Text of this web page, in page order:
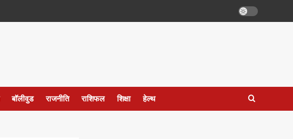
बॉलीवुड राजनीति राशिफल शिक्षा हेल्थ